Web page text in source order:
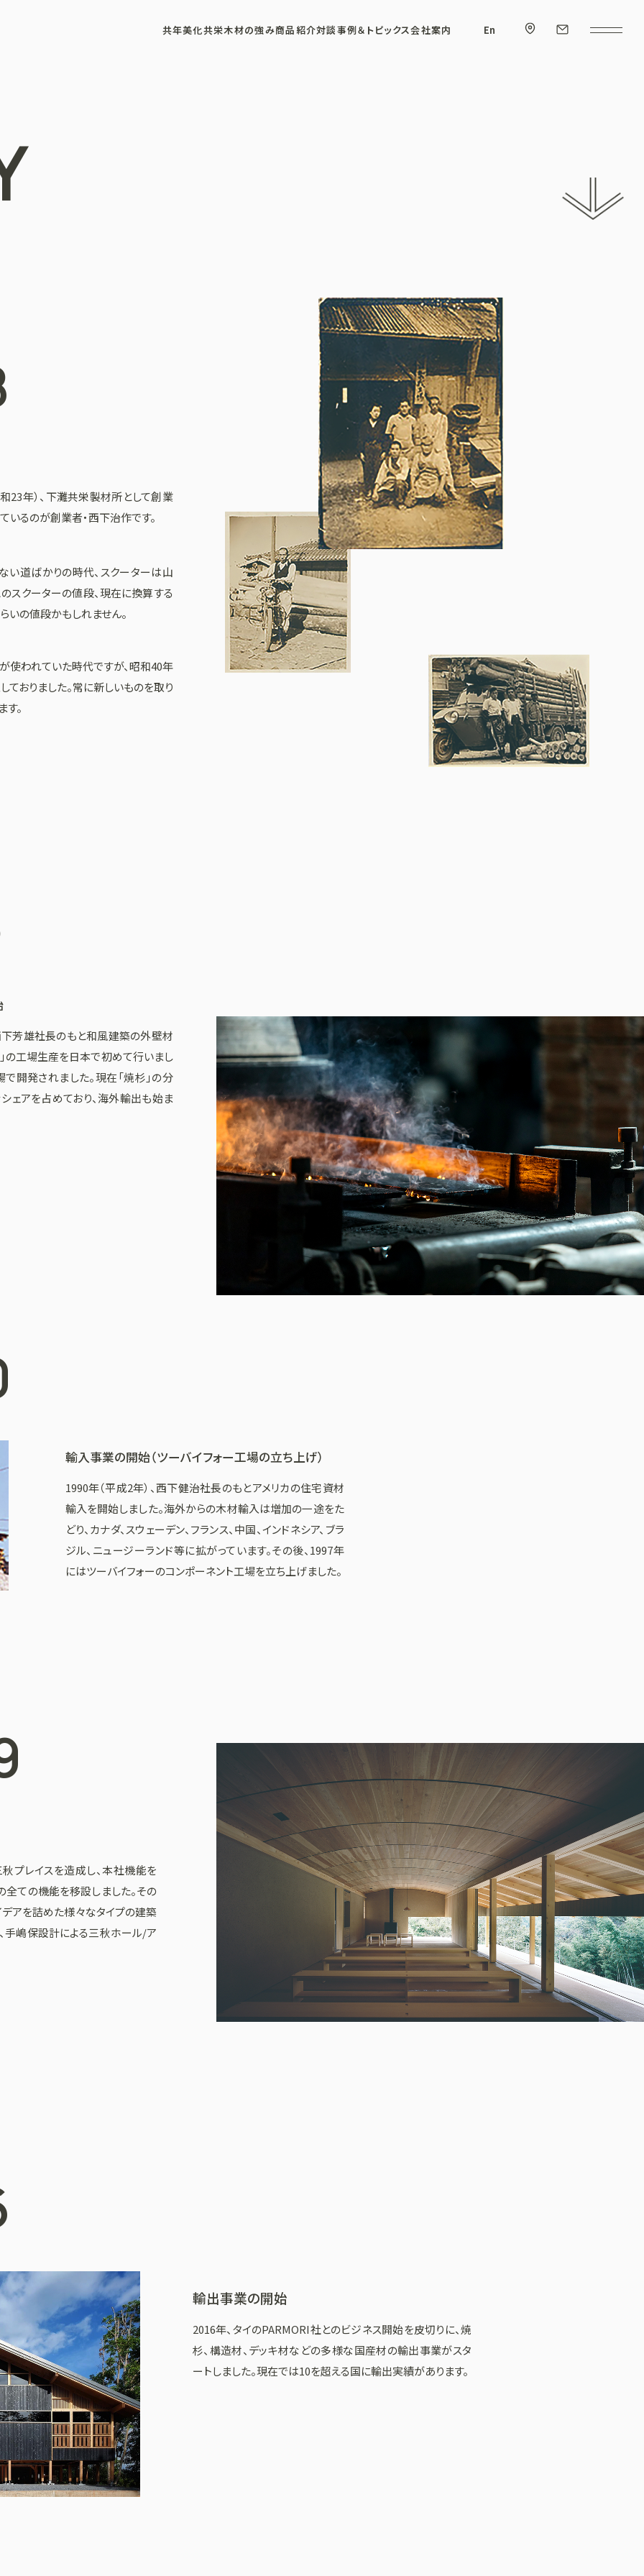
共年美化共栄木材の強み商品紹介対談事例＆トピックス会社案内 En
23年）、下灘共栄製材所として創業
いるのが創業者・西下治作です。
い道ばかりの時代、スクーターは山
スクーターの値段、現在に換算する
いの値段かもしれません。
使われていた時代ですが、昭和40年
おりました。常に新しいものを取り
。
下芳雄社長のもと和風建築の外壁材
の工場生産を日本で初めて行いまし
開発されました。現在「焼杉」の分
ェアを占めており、海外輸出も始ま
輸入事業の開始（ツーバイフォー工場の立ち上げ）
1990年（平成2年）、西下健治社長のもとアメリカの住宅資材
輸入を開始しました。海外からの木材輸入は増加の一途をた
どり、カナダ、スウェーデン、フランス、中国、インドネシア、ブラ
ジル、ニュージーランド等に拡がっています。その後、1997年
にはツーバイフォーのコンポーネント工場を立ち上げました。
秋プレイスを造成し、本社機能を
全ての機能を移設しました。その
デアを詰めた様々なタイプの建築
手嶋保設計による三秋ホール/ア
輸出事業の開始
2016年、タイのPARMORI社とのビジネス開始を皮切りに、焼
杉、構造材、デッキ材などの多様な国産材の輸出事業がスタ
ートしました。現在では10を超える国に輸出実績があります。